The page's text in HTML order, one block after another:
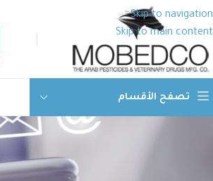
Skip to navigation
Skip to main content
تصفح الأقسام